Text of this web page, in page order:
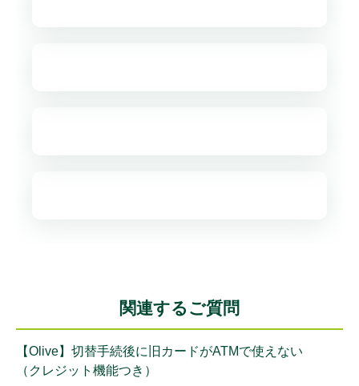
関連するご質問
【Olive】切替手続後に旧カードがATMで使えない
（クレジット機能つき）